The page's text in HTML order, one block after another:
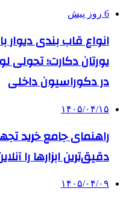
6 روز پیش
انواع قاب بندی
یورتان دکارت؛
در دکوراسیون داخلی
۱۴۰۵/۰۴/۱۵
راهنمای جامع خرید
دقیق‌ترین ابزارها را
۱۴۰۵/۰۴/۰۹